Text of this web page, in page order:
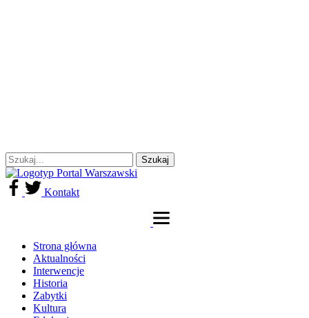
Kontakt
Strona główna
Aktualności
Interwencje
Historia
Zabytki
Kultura